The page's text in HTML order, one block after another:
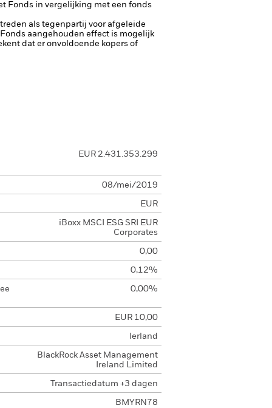
Fonds in vergelijking met een fonds
als tegenpartij voor afgeleide
aangehouden effect is mogelijk
dat er onvoldoende kopers of
EUR 2.431.353.299
08/mei/2019
EUR
iBoxx MSCI ESG SRI EUR
Corporates
0,00
0,12%
0,00%
EUR 10,00
Ierland
BlackRock Asset Management
Ireland Limited
Transactiedatum +3 dagen
BMYRN78